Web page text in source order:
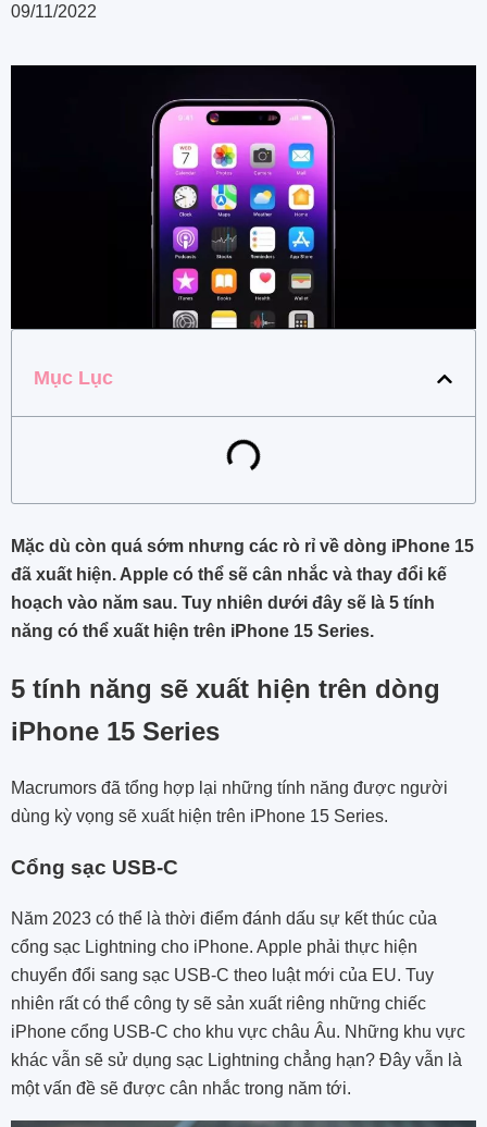
09/11/2022
Mục Lục
Mặc dù còn quá sớm nhưng các rò rỉ về dòng iPhone 15
đã xuất hiện. Apple có thể sẽ cân nhắc và thay đổi kế
hoạch vào năm sau. Tuy nhiên dưới đây sẽ là 5 tính
năng có thể xuất hiện trên iPhone 15 Series.
5 tính năng sẽ xuất hiện trên dòng
iPhone 15 Series
Macrumors đã tổng hợp lại những tính năng được người
dùng kỳ vọng sẽ xuất hiện trên iPhone 15 Series.
Cổng sạc USB-C
Năm 2023 có thể là thời điểm đánh dấu sự kết thúc của
cổng sạc Lightning cho ‌iPhone‌. Apple phải thực hiện
chuyển đổi sang sạc USB-C theo luật mới của EU. Tuy
nhiên rất có thể công ty sẽ sản xuất riêng những chiếc
iPhone cổng USB-C cho khu vực châu Âu. Những khu vực
khác vẫn sẽ sử dụng sạc Lightning chẳng hạn? Đây vẫn là
một vấn đề sẽ được cân nhắc trong năm tới.